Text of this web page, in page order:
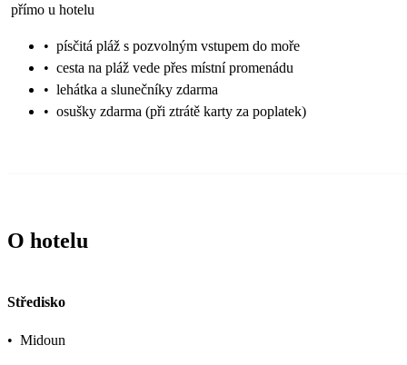
přímo u hotelu
• písčitá pláž s pozvolným vstupem do moře
• cesta na pláž vede přes místní promenádu
• lehátka a slunečníky zdarma
• osušky zdarma (při ztrátě karty za poplatek)
O hotelu
Středisko
• Midoun